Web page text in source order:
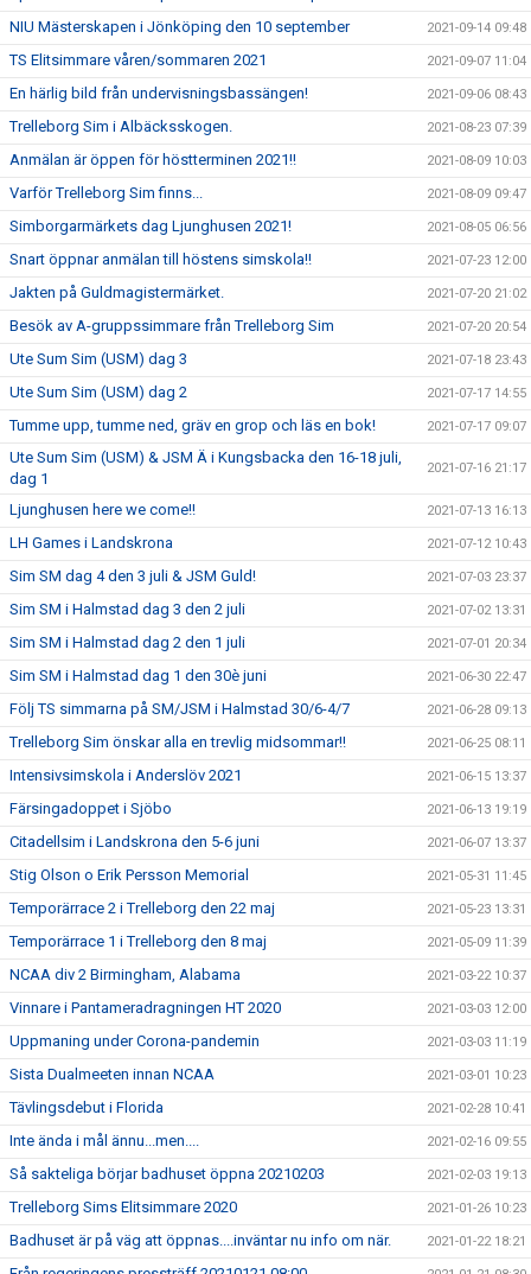
NIU Mästerskapen i Jönköping den 10 september 2021-09-14 09:48
TS Elitsimmare våren/sommaren 2021 2021-09-07 11:04
En härlig bild från undervisningsbassängen! 2021-09-06 08:43
Trelleborg Sim i Albäcksskogen. 2021-08-23 07:39
Anmälan är öppen för höstterminen 2021!! 2021-08-09 10:03
Varför Trelleborg Sim finns... 2021-08-09 09:47
Simborgarmärkets dag Ljunghusen 2021! 2021-08-05 06:56
Snart öppnar anmälan till höstens simskola!! 2021-07-23 12:00
Jakten på Guldmagistermärket. 2021-07-20 21:02
Besök av A-gruppssimmare från Trelleborg Sim 2021-07-20 20:54
Ute Sum Sim (USM) dag 3 2021-07-18 23:43
Ute Sum Sim (USM) dag 2 2021-07-17 14:55
Tumme upp, tumme ned, gräv en grop och läs en bok! 2021-07-17 09:07
Ute Sum Sim (USM) & JSM Ä i Kungsbacka den 16-18 juli,
dag 1
2021-07-16 21:17
Ljunghusen here we come!! 2021-07-13 16:13
LH Games i Landskrona 2021-07-12 10:43
Sim SM dag 4 den 3 juli & JSM Guld! 2021-07-03 23:37
Sim SM i Halmstad dag 3 den 2 juli 2021-07-02 13:31
Sim SM i Halmstad dag 2 den 1 juli 2021-07-01 20:34
Sim SM i Halmstad dag 1 den 30è juni 2021-06-30 22:47
Följ TS simmarna på SM/JSM i Halmstad 30/6-4/7 2021-06-28 09:13
Trelleborg Sim önskar alla en trevlig midsommar!! 2021-06-25 08:11
Intensivsimskola i Anderslöv 2021 2021-06-15 13:37
Färsingadoppet i Sjöbo 2021-06-13 19:19
Citadellsim i Landskrona den 5-6 juni 2021-06-07 13:37
Stig Olson o Erik Persson Memorial 2021-05-31 11:45
Temporärrace 2 i Trelleborg den 22 maj 2021-05-23 13:31
Temporärrace 1 i Trelleborg den 8 maj 2021-05-09 11:39
NCAA div 2 Birmingham, Alabama 2021-03-22 10:37
Vinnare i Pantameradragningen HT 2020 2021-03-03 12:00
Uppmaning under Corona-pandemin 2021-03-03 11:19
Sista Dualmeeten innan NCAA 2021-03-01 10:23
Tävlingsdebut i Florida 2021-02-28 10:41
Inte ända i mål ännu...men.... 2021-02-16 09:55
Så sakteliga börjar badhuset öppna 20210203 2021-02-03 19:13
Trelleborg Sims Elitsimmare 2020 2021-01-26 10:23
Badhuset är på väg att öppnas....inväntar nu info om när. 2021-01-22 18:21